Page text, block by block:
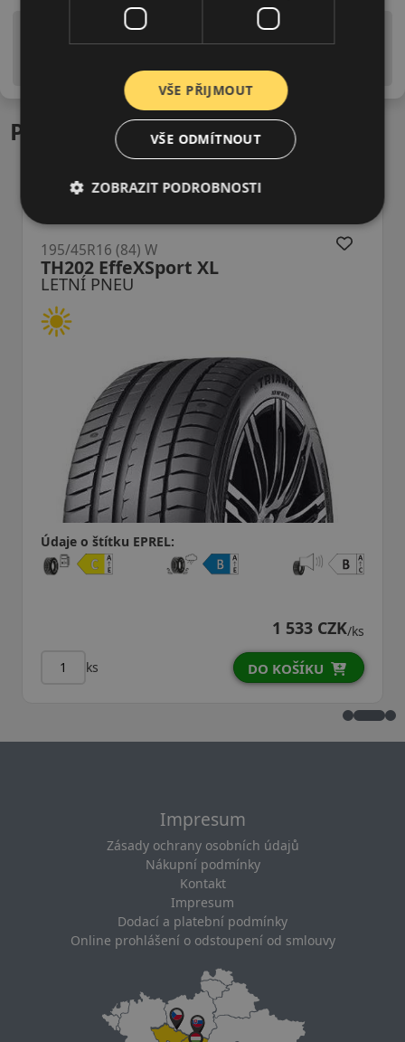
Upozornění! Hodnoty na štítku jsou pouze
informativního charakteru. Mohou být dodány pneumatiky
is EU štítky ve smyslu dosud platné (předchozí) legislativy.
Podobné produkty
DO KOŠÍKU
N-Fera SU1 XL
ks
Impresum
Zásady ochrany osobních údajů
Nákupní podmínky
Kontakt
Impresum
Dodací a platební podmínky
Online prohlášení o odstoupení od smlouvy
VŠE PŘIJMOUT
VŠE ODMÍTNOUT
ZOBRAZIT PODROBNOSTI